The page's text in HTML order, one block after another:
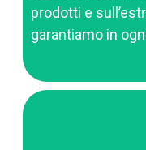
prodotti e
garantiamo in